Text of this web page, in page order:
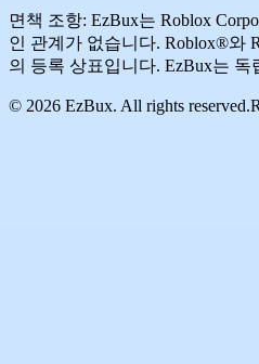
면책 조항: EzBux는 Roblox
인 관계가 없습니다. Roblox®와
의 등록 상표입니다. EzBux는
© 2026 EzBux. All rights reserved.